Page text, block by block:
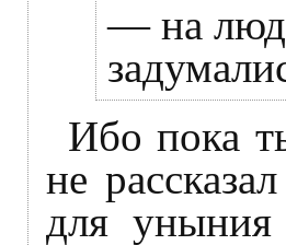
— на
Ибо пока
не
для